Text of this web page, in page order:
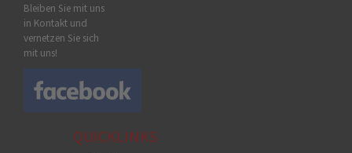
Bleiben Sie mit uns
in Kontakt und
vernetzen Sie sich
mit uns!
QUICKLINKS